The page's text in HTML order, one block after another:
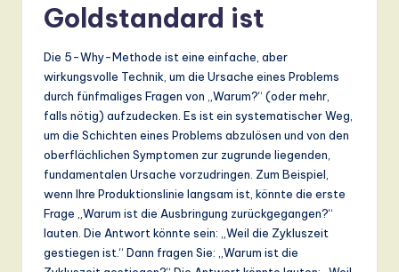
D
ig
it
In
Goldstandard ist
Die 5-Why-Methode ist eine einfache, aber
wirkungsvolle Technik, um die Ursache eines Problems
durch fünfmaliges Fragen von „Warum?“ (oder mehr,
falls nötig) aufzudecken. Es ist ein systematischer Weg,
um die Schichten eines Problems abzulösen und von den
oberflächlichen Symptomen zur zugrunde liegenden,
fundamentalen Ursache vorzudringen. Zum Beispiel,
wenn Ihre Produktionslinie langsam ist, könnte die erste
Frage „Warum ist die Ausbringung zurückgegangen?“
lauten. Die Antwort könnte sein: „Weil die Zykluszeit
gestiegen ist.“ Dann fragen Sie: „Warum ist die